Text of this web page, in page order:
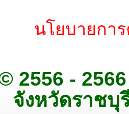
นโยบายกา
2556 -
จังหวัดราชบุ